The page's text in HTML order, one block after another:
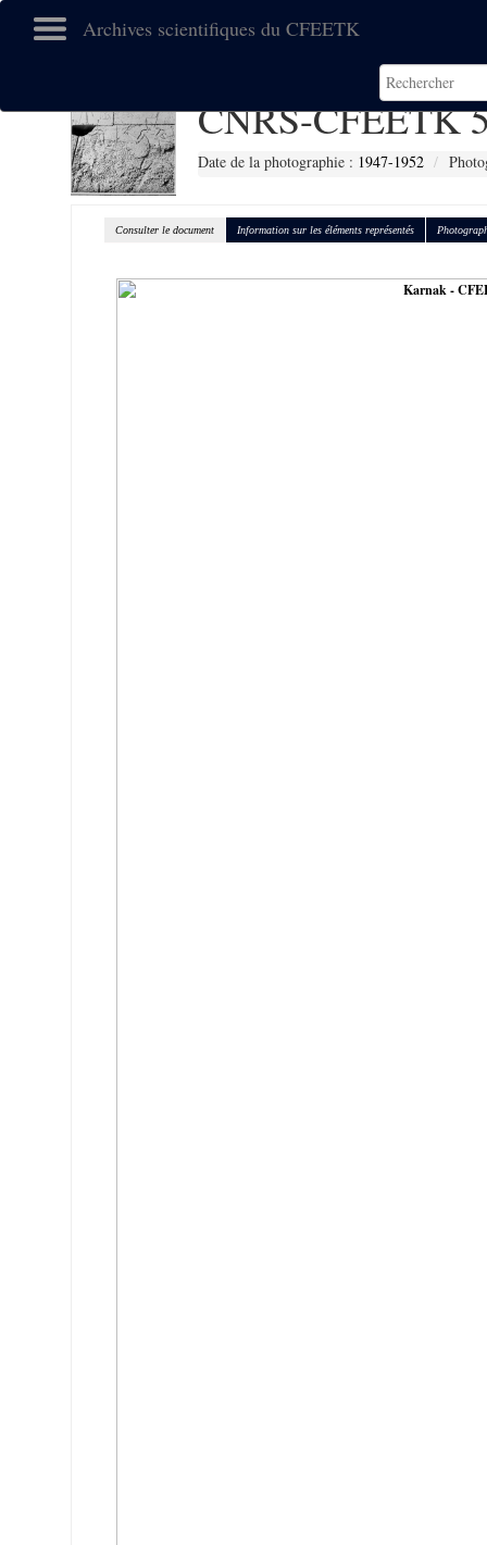
Archives scientifiques du CFEETK
CNRS-CFEETK
Date de la photographie : 1947-1952
Consulter le document Information sur les éléments représentés